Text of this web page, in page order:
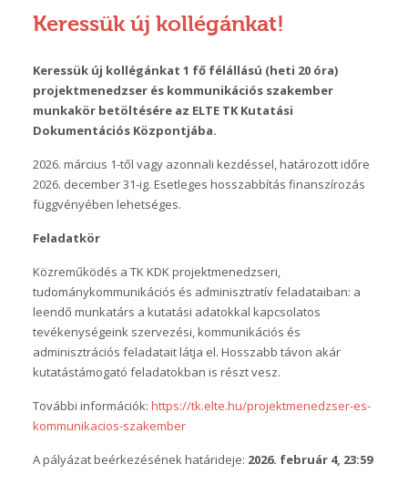
Keressük új kollégánkat!
Keressük új kollégánkat 1 fő félállású (heti 20 óra)
projektmenedzser és kommunikációs szakember
munkakör betöltésére az ELTE TK Kutatási
Dokumentációs Központjába.
2026. március 1-től vagy azonnali kezdéssel, határozott időre
2026. december 31-ig. Esetleges hosszabbítás finanszírozás
függvényében lehetséges.
Feladatkör
Közreműködés a TK KDK projektmenedzseri,
tudománykommunikációs és adminisztratív feladataiban: a
leendő munkatárs a kutatási adatokkal kapcsolatos
tevékenységeink szervezési, kommunikációs és
adminisztrációs feladatait látja el. Hosszabb távon akár
kutatástámogató feladatokban is részt vesz.
További információk: https://tk.elte.hu/projektmenedzser-es-
kommunikacios-szakember
A pályázat beérkezésének határideje: 2026. február 4, 23:59